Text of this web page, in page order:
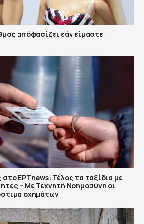
απόφασίζει εάν είμαστε
ΕΡΤnews: Τέλος τα ταξίδια με
– Με Τεχνητή Νοημοσύνη οι
οχημάτων